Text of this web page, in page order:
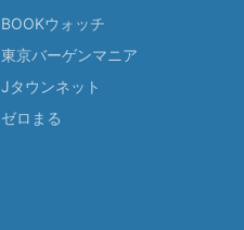
BOOKウォッチ
東京バーゲンマニア
Jタウンネット
ゼロまる